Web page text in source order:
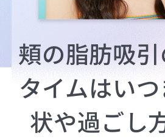
頬の脂肪吸
タイムはい
状や過ごし